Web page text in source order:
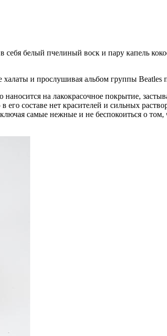
белый пчелиный воск и пару капель
халаты и прослушивая альбом группы
на лакокрасочное покрытие,
его составе нет красителей и сильных
самые нежные и не беспокоиться о том,